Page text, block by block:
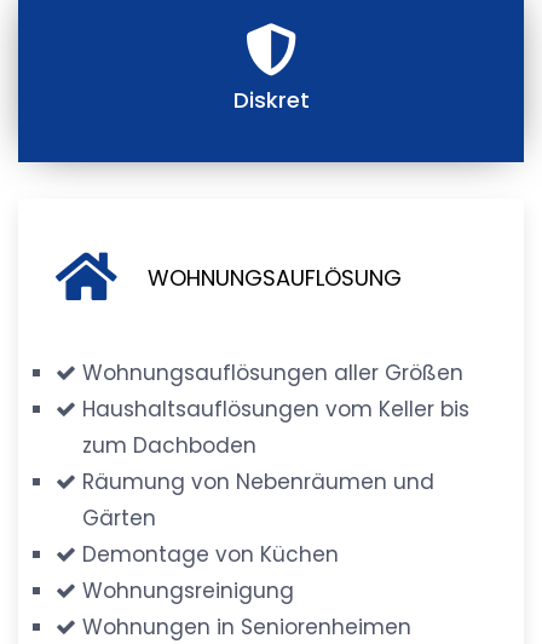
Diskret
WOHNUNGSAUFLÖSUNG
Wohnungsauflösungen aller Größen
Haushaltsauflösungen vom Keller bis
zum Dachboden
Räumung von Nebenräumen und
Gärten
Demontage von Küchen
Wohnungsreinigung
Wohnungen in Seniorenheimen